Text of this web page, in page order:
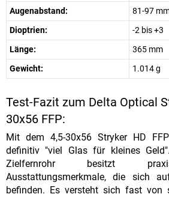
Augenabstand:
81-97
Dioptrien:
-2 bis +3
Länge:
365 mm
Gewicht:
1.014 g
Test-Fazit zum Delta Optical
30x56 FFP:
Mit dem 4,5-30x56 Stryker HD
definitiv "viel Glas für kleines
Zielfernrohr besitzt
Ausstattungsmerkmale, die sich
befinden. Es versteht sich fast von